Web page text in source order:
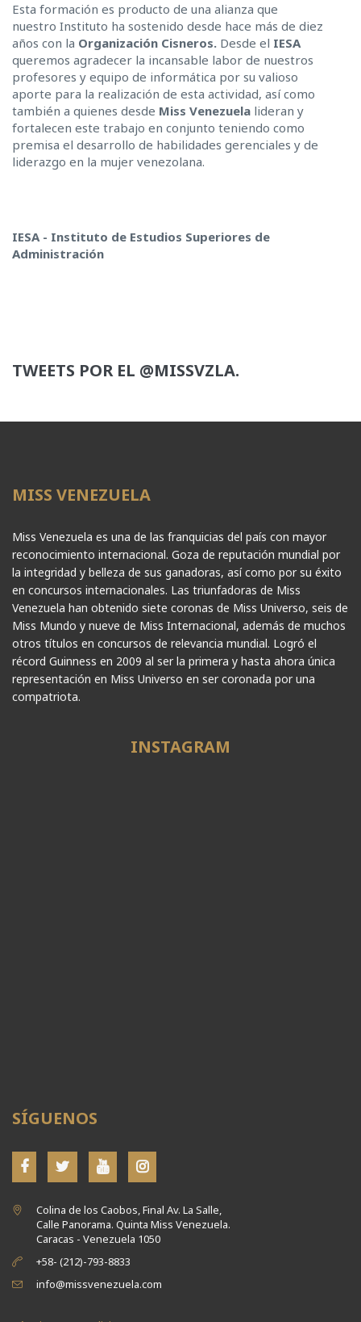
Esta formación es producto de una alianza que
nuestro Instituto ha sostenido desde hace más de diez
años con la Organización Cisneros. Desde el IESA
queremos agradecer la incansable labor de nuestros
profesores y equipo de informática por su valioso
aporte para la realización de esta actividad, así como
también a quienes desde Miss Venezuela lideran y
fortalecen este trabajo en conjunto teniendo como
premisa el desarrollo de habilidades gerenciales y de
liderazgo en la mujer venezolana.
IESA - Instituto de Estudios Superiores de
Administración
TWEETS POR EL @MISSVZLA.
MISS VENEZUELA
Miss Venezuela es una de las franquicias del país con mayor
reconocimiento internacional. Goza de reputación mundial por
la integridad y belleza de sus ganadoras, así como por su éxito
en concursos internacionales. Las triunfadoras de Miss
Venezuela han obtenido siete coronas de Miss Universo, seis de
Miss Mundo y nueve de Miss Internacional, además de muchos
otros títulos en concursos de relevancia mundial. Logró el
récord Guinness en 2009 al ser la primera y hasta ahora única
representación en Miss Universo en ser coronada por una
compatriota.
INSTAGRAM
SÍGUENOS
Colina de los Caobos, Final Av. La Salle,
Calle Panorama. Quinta Miss Venezuela.
Caracas - Venezuela 1050
+58- (212)-793-8833
info@missvenezuela.com